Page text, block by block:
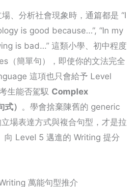
、分析社會現象時，通篇都是 “I
is good because…”, “In my
is bad…” 這類小學、初中程度
（簡單句），即使你的文法完全
這項也只會給予 Level
生能否駕馭 Complex
） 。學會捨棄陳舊的 generic
場表達方式與複合句型，才是拉
向 Level 5 邁進的 Writing 提分
萬能句型推介